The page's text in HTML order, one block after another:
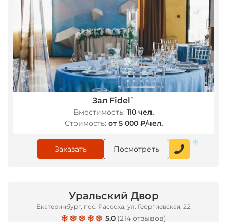
Зал Fidel`
Вместимость: 110 чел.
Стоимость: от 5 000 ₽/чел.
Заказать Посмотреть
Уральский Двор
Екатеринбург, пос. Рассоха, ул. Георгиевская, 22
5.0 (214 отзывов)